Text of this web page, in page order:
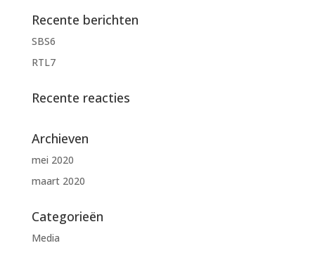
Recente berichten
SBS6
RTL7
Recente reacties
Archieven
mei 2020
maart 2020
Categorieën
Media